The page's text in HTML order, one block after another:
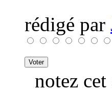
rédigé par
notez